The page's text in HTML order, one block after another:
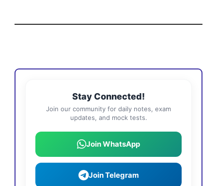
Stay Connected!
Join our community for daily notes, exam
updates, and mock tests.
Join WhatsApp
Join Telegram